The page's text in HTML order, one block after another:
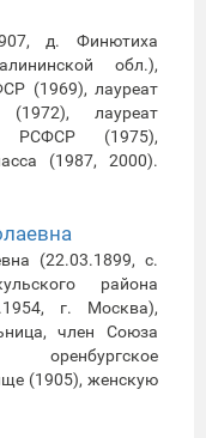
д. Финютиха
обл.),
(1969), лауреат
лауреат
РСФСР (1975),
(1987, 2000).
(22.03.1899, с.
района
г. Москва),
член Союза
(1905), женскую